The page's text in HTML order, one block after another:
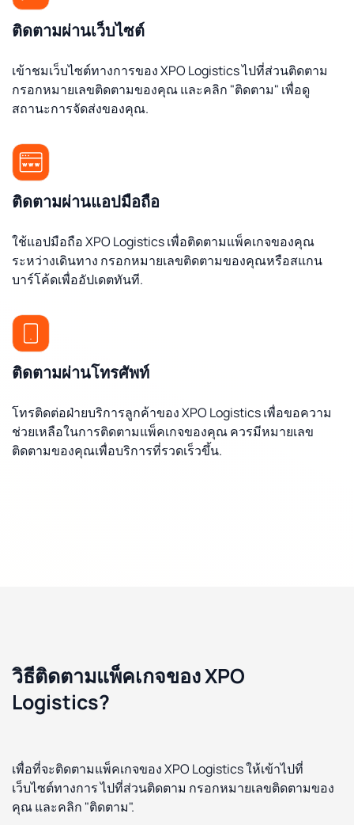
ติดตามผ่านเว็บไซต์
เข้าชมเว็บไซต์ทางการของ XPO Logistics ไปที่ส่วนติดตาม
กรอกหมายเลขติดตามของคุณ และคลิก "ติดตาม" เพื่อดู
สถานะการจัดส่งของคุณ.
ติดตามผ่านแอปมือถือ
ใช้แอปมือถือ XPO Logistics เพื่อติดตามแพ็คเกจของคุณ
ระหว่างเดินทาง กรอกหมายเลขติดตามของคุณหรือสแกน
บาร์โค้ดเพื่ออัปเดตทันที.
ติดตามผ่านโทรศัพท์
โทรติดต่อฝ่ายบริการลูกค้าของ XPO Logistics เพื่อขอความ
ช่วยเหลือในการติดตามแพ็คเกจของคุณ ควรมีหมายเลข
ติดตามของคุณเพื่อบริการที่รวดเร็วขึ้น.
วิธีติดตามแพ็คเกจของ XPO
Logistics?
เพื่อที่จะติดตามแพ็คเกจของ XPO Logistics ให้เข้าไปที่
เว็บไซต์ทางการ ไปที่ส่วนติดตาม กรอกหมายเลขติดตามของ
คุณ และคลิก "ติดตาม".